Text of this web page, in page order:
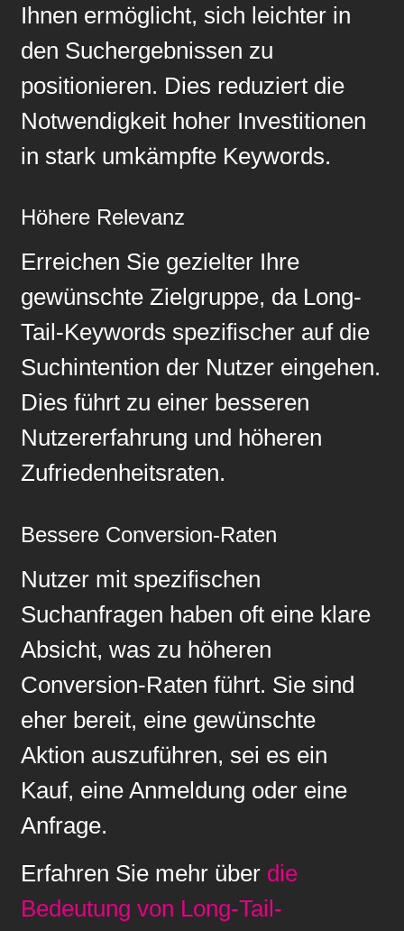
Ihnen ermöglicht, sich leichter in
den Suchergebnissen zu
positionieren. Dies reduziert die
Notwendigkeit hoher Investitionen
in stark umkämpfte Keywords.
Höhere Relevanz
Erreichen Sie gezielter Ihre
gewünschte Zielgruppe, da Long-
Tail-Keywords spezifischer auf die
Suchintention der Nutzer eingehen.
Dies führt zu einer besseren
Nutzererfahrung und höheren
Zufriedenheitsraten.
Bessere Conversion-Raten
Nutzer mit spezifischen
Suchanfragen haben oft eine klare
Absicht, was zu höheren
Conversion-Raten führt. Sie sind
eher bereit, eine gewünschte
Aktion auszuführen, sei es ein
Kauf, eine Anmeldung oder eine
Anfrage.
Erfahren Sie mehr über die
Bedeutung von Long-Tail-